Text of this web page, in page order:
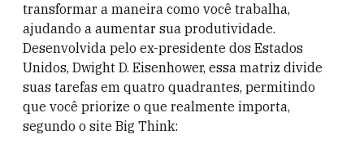
transformar a maneira como você trabalha,
ajudando a aumentar sua produtividade.
Desenvolvida pelo ex-presidente dos Estados
Unidos, Dwight D. Eisenhower, essa matriz divide
suas tarefas em quatro quadrantes, permitindo
que você priorize o que realmente importa,
segundo o site Big Think: